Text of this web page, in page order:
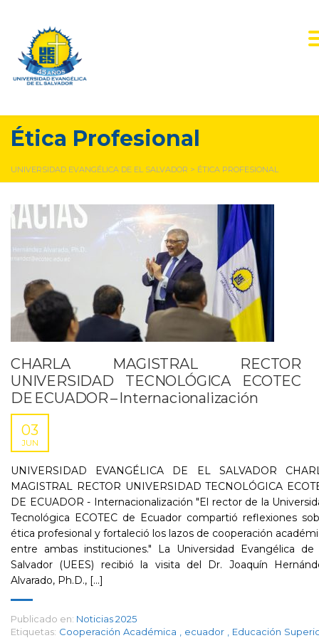
Ética Profesional
UNIVERSIDAD EVANGÉLICA DE EL SALVADOR > ÉTICA PROFESIONAL
CHARLA MAGISTRAL RECTOR
UNIVERSIDAD TECNOLÓGICA ECOTEC
DE ECUADOR – Internacionalización
03
JUN
UNIVERSIDAD EVANGÉLICA DE EL SALVADOR
MAGISTRAL RECTOR UNIVERSIDAD TECNOLÓGICA
DE ECUADOR - Internacionalización "El rector de la
Tecnológica ECOTEC de Ecuador compartió reflexiones
ética profesional y fortaleció los lazos de cooperación
entre ambas instituciones." La Universidad Evangélica de
Salvador (UEES) recibió la visita del Dr. Joaquín
Alvarado, Ph.D., [...]
Publicado en: Noticias 2025
Etiquetas: Cooperación Académica ecuador Educación